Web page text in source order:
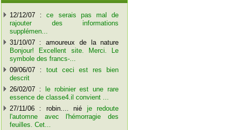
12/12/07 :ce serais pas mal de
rajouter des informations
supplémen...
31/10/07 : amoureux de la nature
Bonjour! Excellent site. Merci. Le
symbole des francs-...
09/06/07 : tout ceci est res bien
descrit
26/02/07 : le robinier est une rare
essence de classe4.il convient ...
27/11/06 : robin.... nié je redoute
l'automne avec l'hémorragie des
feuilles. Cet...